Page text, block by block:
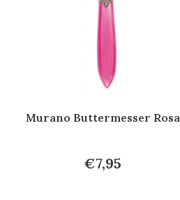
Murano Buttermesser Rosa
€7,95